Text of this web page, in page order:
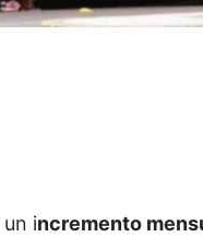
incremento